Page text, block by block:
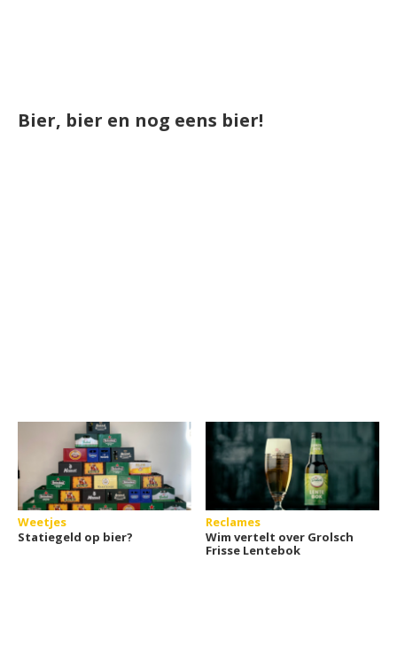
Bier, bier en nog eens bier!
Weetjes
Statiegeld op bier?
Reclames
Wim vertelt over Grolsch
Frisse Lentebok